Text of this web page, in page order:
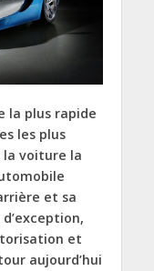
la plus rapide
les plus
la voiture la
et sa
et
aujourd’hui